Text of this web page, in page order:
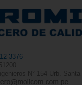
3376
N° 154 Urb. Santa